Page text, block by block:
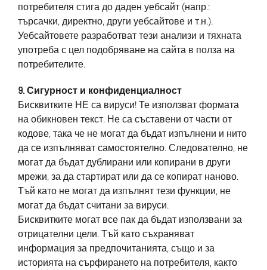
потребителя стига до даден уебсайт (напр.:
търсачки, директно, други уебсайтове и т.н.).
Уебсайтовете разработват тези анализи и тяхната
употреба с цел подобряване на сайта в полза на
потребителите.
9. Сигурност и конфиденциалност
Бисквитките НЕ са вируси! Те използват формата
на обикновен текст. Не са съставени от части от
кодове, така че не могат да бъдат изпълнени и нито
да се изпълняват самостоятелно. Следователно, не
могат да бъдат дублирани или копирани в други
мрежи, за да стартират или да се копират наново.
Тъй като не могат да изпълнят тези функции, не
могат да бъдат считани за вируси.
Бисквитките могат все пак да бъдат използвани за
отрицателни цели. Тъй като съхраняват
информация за предпочитанията, също и за
историята на сърфирането на потребителя, както